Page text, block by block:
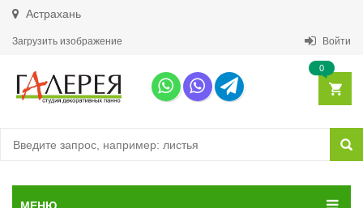
Астрахань
Загрузить изображение Войти
0